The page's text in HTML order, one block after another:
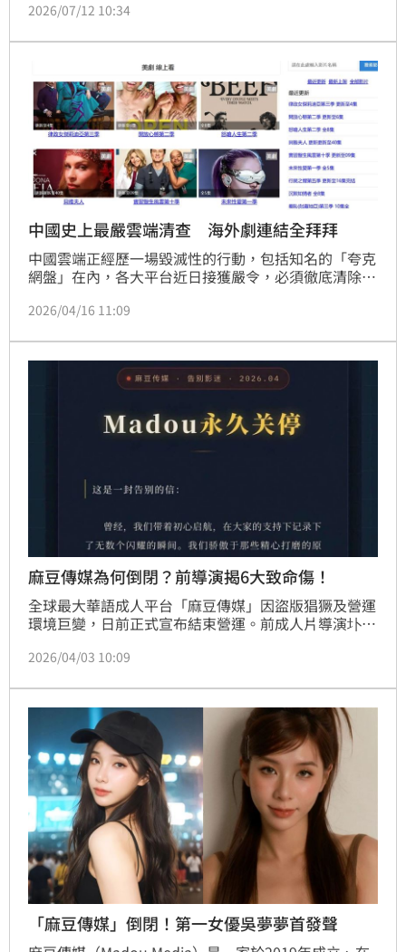
「完整版影片」外流到X平台（前Twitter）供網友免費
2026/07/12 10:34
中國史上最嚴雲端清查 海外劇連結全拜拜
中國雲端正經歷一場毀滅性的行動，包括知名的「夸克
網盤」在內，各大平台近日接獲嚴令，必須徹底清除用
大量公開分享的連結一夕失效。官方強調此舉是為了維
慨，直言「用戶隱私形同虛設」，不過也有網友大聲叫
好，表示中國已經「免費看盜版」行之有年，清零也應
2026/04/16 11:09
麻豆傳媒為何倒閉？前導演揭6大致命傷！
全球最大華語成人平台「麻豆傳媒」因盜版猖獗及營運
環境巨變，日前正式宣布結束營運。前成人片導演圤智
習慣、演員片酬過低、製作水準參差不齊、演員外型不
問題。他強調，演員身上過多刺青與廣告氾濫嚴重影響
觀看體驗。圤智雨預估，隨著「麻豆傳媒」關閉，失業
的成人片演員恐將面臨轉往個人付費平台，甚至轉向實
體性交易的轉行危
2026/04/03 10:09
「麻豆傳媒」倒閉！第一女優吳夢夢首發聲